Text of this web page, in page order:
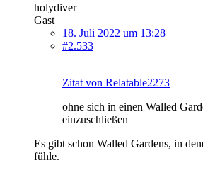
holydiver
Gast
18. Juli 2022 um 13:28
#2.533
Zitat von Relatable2273
ohne sich in einen Walled
einzuschließen
Es gibt schon Walled Gardens, in
fühle.